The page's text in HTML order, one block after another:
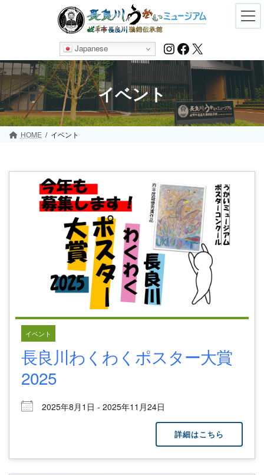
Japanese Instagram
Facebook
X
イベント
HOME イベント
イベント
長良川わくわくポスター大賞
2025
2025年8月1日 - 2025年11月24日
詳細はこちら